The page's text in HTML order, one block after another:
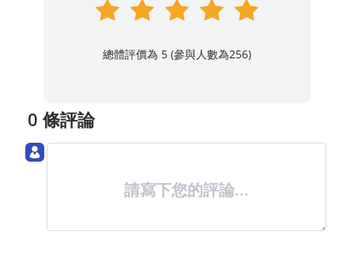
總體評價為 5 (參與人數為256)
0 條評論
請寫下您的評論...